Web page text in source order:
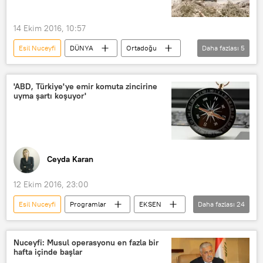
14 Ekim 2016, 10:57
Esil Nuceyfi DÜNYA
Ortadoğu
Haberler
Irak
Musul
Ninova Muhafızları
Haşdi Vatani
Daha fazlası 5
'ABD, Türkiye'ye emir komuta zincirine
uyma şartı koşuyor'
Ceyda Karan
12 Ekim 2016, 23:00
Esil Nuceyfi Programlar
EKSEN
Haberler
RADYO
ABD
TÜRKİYE
Irak
İran
Musul
Daha fazlası 24
Nuceyfi: Musul operasyonu en fazla bir
hafta içinde başlar